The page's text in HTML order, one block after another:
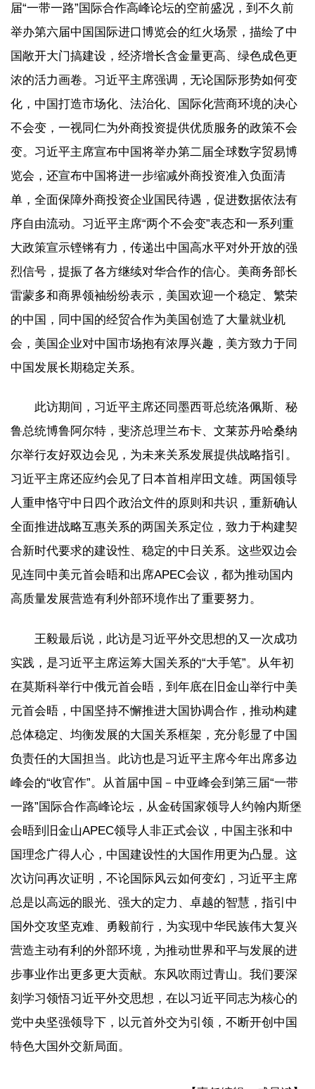
届“一带一路”国际合作高峰论坛的空前盛况，到不久前
举办第六届中国国际进口博览会的红火场景，描绘了中
国敞开大门搞建设，经济增长含金量更高、绿色成色更
浓的活力画卷。习近平主席强调，无论国际形势如何变
化，中国打造市场化、法治化、国际化营商环境的决心
不会变，一视同仁为外商投资提供优质服务的政策不会
变。习近平主席宣布中国将举办第二届全球数字贸易博
览会，还宣布中国将进一步缩减外商投资准入负面清
单，全面保障外商投资企业国民待遇，促进数据依法有
序自由流动。习近平主席“两个不会变”表态和一系列重
大政策宣示铿锵有力，传递出中国高水平对外开放的强
烈信号，提振了各方继续对华合作的信心。美商务部长
雷蒙多和商界领袖纷纷表示，美国欢迎一个稳定、繁荣
的中国，同中国的经贸合作为美国创造了大量就业机
会，美国企业对中国市场抱有浓厚兴趣，美方致力于同
中国发展长期稳定关系。
此访期间，习近平主席还同墨西哥总统洛佩斯、秘
鲁总统博鲁阿尔特，斐济总理兰布卡、文莱苏丹哈桑纳
尔举行友好双边会见，为未来关系发展提供战略指引。
习近平主席还应约会见了日本首相岸田文雄。两国领导
人重申恪守中日四个政治文件的原则和共识，重新确认
全面推进战略互惠关系的两国关系定位，致力于构建契
合新时代要求的建设性、稳定的中日关系。这些双边会
见连同中美元首会晤和出席APEC会议，都为推动国内
高质量发展营造有利外部环境作出了重要努力。
王毅最后说，此访是习近平外交思想的又一次成功
实践，是习近平主席运筹大国关系的“大手笔”。从年初
在莫斯科举行中俄元首会晤，到年底在旧金山举行中美
元首会晤，中国坚持不懈推进大国协调合作，推动构建
总体稳定、均衡发展的大国关系框架，充分彰显了中国
负责任的大国担当。此访也是习近平主席今年出席多边
峰会的“收官作”。从首届中国－中亚峰会到第三届“一带
一路”国际合作高峰论坛，从金砖国家领导人约翰内斯堡
会晤到旧金山APEC领导人非正式会议，中国主张和中
国理念广得人心，中国建设性的大国作用更为凸显。这
次访问再次证明，不论国际风云如何变幻，习近平主席
总是以高远的眼光、强大的定力、卓越的智慧，指引中
国外交攻坚克难、勇毅前行，为实现中华民族伟大复兴
营造主动有利的外部环境，为推动世界和平与发展的进
步事业作出更多更大贡献。东风吹雨过青山。我们要深
刻学习领悟习近平外交思想，在以习近平同志为核心的
党中央坚强领导下，以元首外交为引领，不断开创中国
特色大国外交新局面。